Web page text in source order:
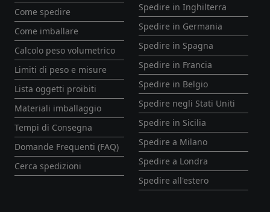
Come spedire
Come imballare
Calcolo peso volumetrico
Limiti di peso e misure
Lista oggetti proibiti
Materiali imballaggio
Tempi di Consegna
Domande Frequenti (FAQ)
Cerca spedizioni
Spedire in Inghilterra
Spedire in Germania
Spedire in Spagna
Spedire in Francia
Spedire in Belgio
Spedire negli Stati Uniti
Spedire in Sicilia
Spedire a Milano
Spedire a Londra
Spedire all'estero